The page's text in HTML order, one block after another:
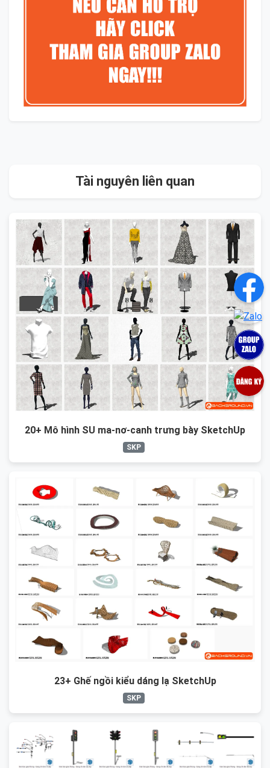
Tài nguyên liên quan
20+ Mô hình SU ma-nơ-canh trưng bày SketchUp
SKP
23+ Ghế ngồi kiểu dáng lạ SketchUp
SKP